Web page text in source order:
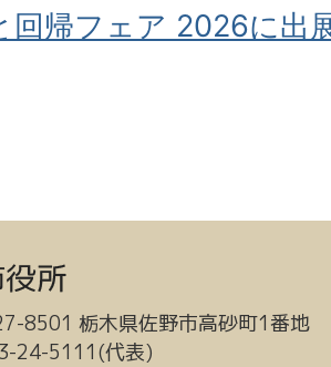
回帰フェア 2026に出
8501 栃木県佐野市高砂町1番地
24-5111(代表)